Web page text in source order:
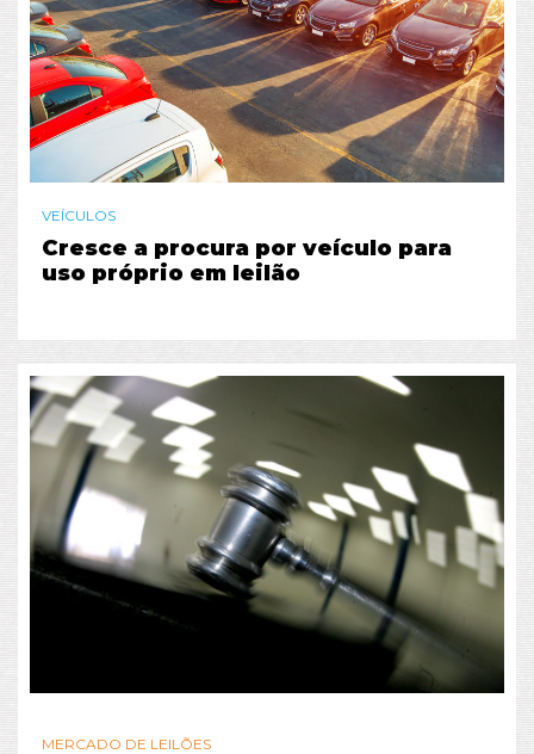
VEÍCULOS
Cresce a procura por veículo para
uso próprio em leilão
MERCADO DE LEILÕES